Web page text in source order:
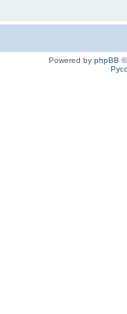
Powered by phpBB